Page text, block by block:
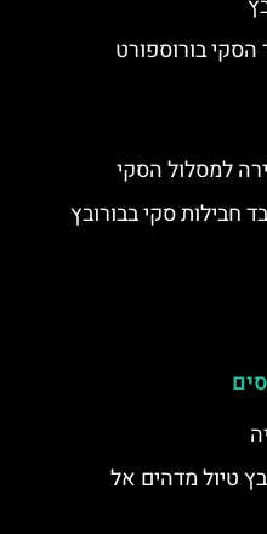
הסקי בורוספורט
למסלול הסקי
חבילות סקי בבורובץ
מבורובץ טיול מדהים אל